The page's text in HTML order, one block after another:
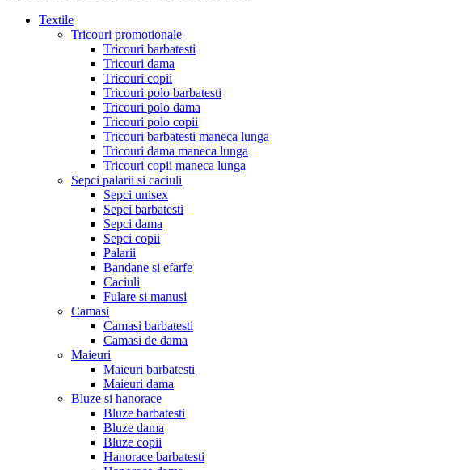
Textile
Tricouri promotionale
Tricouri barbatesti
Tricouri dama
Tricouri copii
Tricouri polo barbatesti
Tricouri polo dama
Tricouri polo copii
Tricouri barbatesti maneca lunga
Tricouri dama maneca lunga
Tricouri copii maneca lunga
Sepci palarii si caciuli
Sepci unisex
Sepci barbatesti
Sepci dama
Sepci copii
Palarii
Bandane si efarfe
Caciuli
Fulare si manusi
Camasi
Camasi barbatesti
Camasi de dama
Maieuri
Maieuri barbatesti
Maieuri dama
Bluze si hanorace
Bluze barbatesti
Bluze dama
Bluze copii
Hanorace barbatesti